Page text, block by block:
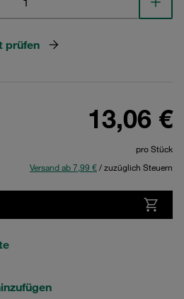
prüfen
13,06 €
pro Stück
Versand ab 7,99 €/ zuzüglich Steuern